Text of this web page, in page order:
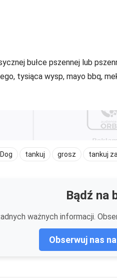
bułce pszennej lub
tysiąca wysp, mayo bbq,
tankuj grosz tankuj
Bądź na
ważnych informacji.
Obserwuj nas